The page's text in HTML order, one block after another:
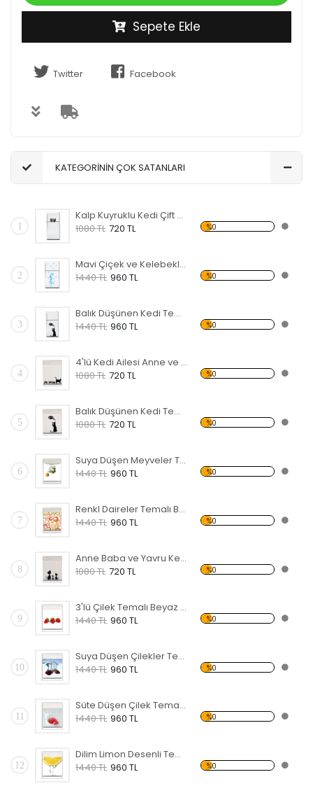
Sepete Ekle
Twitter Facebook
KATEGORİNİN ÇOK SATANLARI
1
Kalp Kuyruklu Kedi Çift Temalı Beyaz Eşya Sticker
1080 TL 720 TL %0
2
Mavi Çiçek ve Kelebekler Temalı Beyaz Eşya Sticker
1440 TL 960 TL %0
3
Balık Düşünen Kedi Temalı Beyaz Eşya Sticker
1440 TL 960 TL %0
4
4'lü Kedi Ailesi Anne ve Yavrular Temalı Beyaz Eşya Sticker
1080 TL 720 TL %0
5
Balık Düşünen Kedi Temalı Beyaz Eşya Sticker
1080 TL 720 TL %0
6
Suya Düşen Meyveler Temalı Beyaz Eşya Sticker
1440 TL 960 TL %0
7
Renkl Daireler Temalı Beyaz Eşya Sticker
1440 TL 960 TL %0
8
Anne Baba ve Yavru Kedi Ailesi Temalı Beyaz Eşya Sticker
1080 TL 720 TL %0
9
3'lü Çilek Temalı Beyaz Eşya Sticker
1440 TL 960 TL %0
10
Suya Düşen Çilekler Temalı Beyaz Eşya Sticker
1440 TL 960 TL %0
11
Süte Düşen Çilek Temalı Beyaz Eşya Sticker
1440 TL 960 TL %0
12
Dilim Limon Desenli Temalı Beyaz Eşya Sticker
1440 TL 960 TL %0